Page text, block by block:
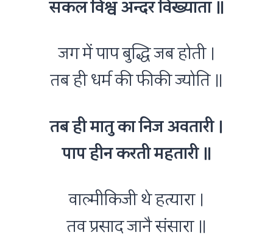
सकल विश्व अन्दर विख्याता ॥
जग में पाप बुद्धि जब होती ।
तब ही धर्म की फीकी ज्योति ॥
तब ही मातु का निज अवतारी ।
पाप हीन करती महतारी ॥
वाल्मीकिजी थे हत्यारा ।
तव प्रसाद जानै संसारा ॥